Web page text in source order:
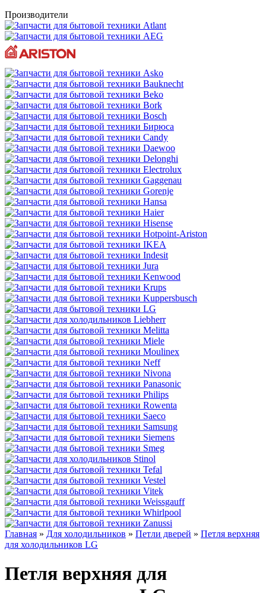
Производители
Главная » Для холодильников » Петли дверей » Петля верхняя
для холодильников LG
Петля верхняя для